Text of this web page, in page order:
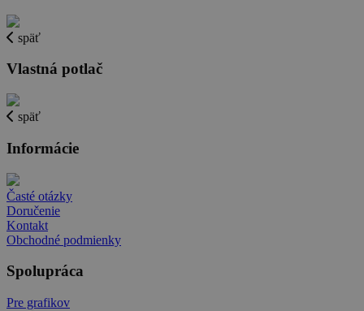
späť
Vlastná potlač
späť
Informácie
Časté otázky
Doručenie
Kontakt
Obchodné podmienky
Spolupráca
Pre grafikov